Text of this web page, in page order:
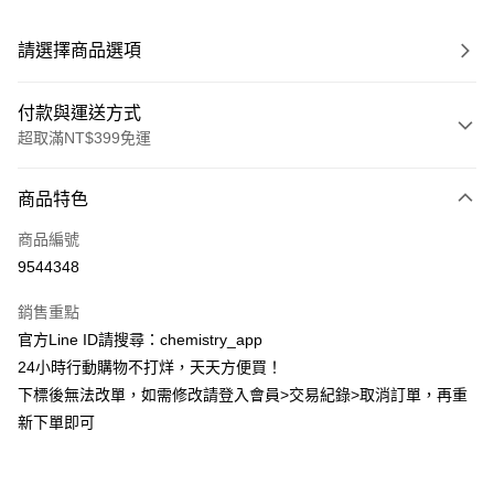
請選擇商品選項
付款與運送方式
超取滿NT$399免運
信用卡一次付款
超商取貨付款
Apple Pay
街口支付
悠遊付
商品特色
商品編號
9544348
銷售重點
官方Line ID請搜尋：chemistry_app
24小時行動購物不打烊，天天方便買！
下標後無法改單，如需修改請登入會員>交易紀錄>取消訂單，再重
新下單即可